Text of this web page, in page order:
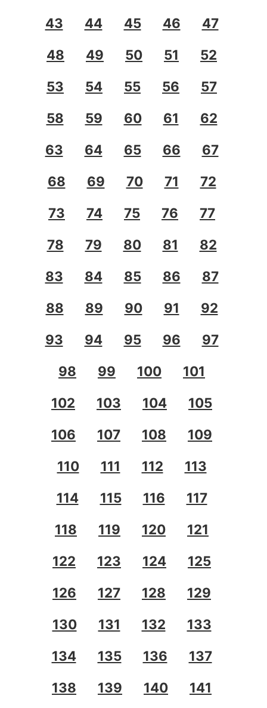
43
44 45 46
47
48
49 50 51
52
53
54 55 56
57
58
59 60 61
62
63
64 65 66
67
68
69 70 71
72
73
74 75 76
77
78
79 80 81
82
83
84 85 86
87
88
89 90 91
92
93
94 95 96
97
98
99 100
101
102
103 104
105
106
107 108
109
110
111 112
113
114
115 116
117
118
119 120
121
122
123 124
125
126
127 128
129
130
131 132
133
134
135 136
137
138
139 140 141